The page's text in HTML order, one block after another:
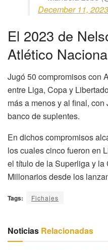
December 11, 2023
El 2023 de
Atlético
Jugó 50 compromisos con
entre Liga, Copa y
más a menos y al final,
banco de suplentes.
En dichos compromisos
los cuales cinco fueron en
el título de la Superliga y
Millonarios desde los
Tags: Fichajes
Noticias Relacionadas